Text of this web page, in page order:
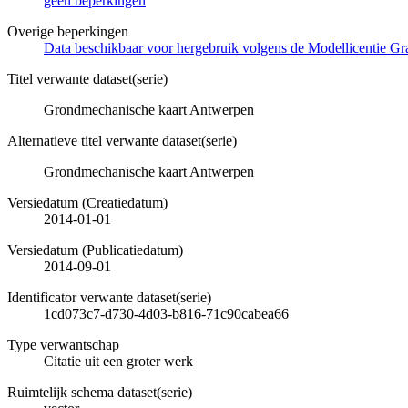
Overige beperkingen
Data beschikbaar voor hergebruik volgens de Modellicentie
Titel verwante dataset(serie)
Grondmechanische kaart Antwerpen
Alternatieve titel verwante dataset(serie)
Grondmechanische kaart Antwerpen
Versiedatum (Creatiedatum)
2014-01-01
Versiedatum (Publicatiedatum)
2014-09-01
Identificator verwante dataset(serie)
1cd073c7-d730-4d03-b816-71c90cabea66
Type verwantschap
Citatie uit een groter werk
Ruimtelijk schema dataset(serie)